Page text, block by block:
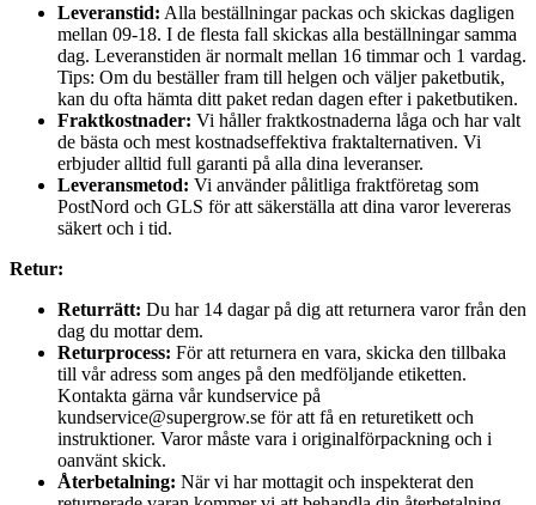
Leveranstid: Alla beställningar packas och skickas dagligen
mellan 09-18. I de flesta fall skickas alla beställningar samma
dag. Leveranstiden är normalt mellan 16 timmar och 1 vardag.
Tips: Om du beställer fram till helgen och väljer paketbutik,
kan du ofta hämta ditt paket redan dagen efter i paketbutiken.
Fraktkostnader: Vi håller fraktkostnaderna låga och har valt
de bästa och mest kostnadseffektiva fraktalternativen. Vi
erbjuder alltid full garanti på alla dina leveranser.
Leveransmetod: Vi använder pålitliga fraktföretag som
PostNord och GLS för att säkerställa att dina varor levereras
säkert och i tid.
Retur:
Returrätt: Du har 14 dagar på dig att returnera varor från den
dag du mottar dem.
Returprocess: För att returnera en vara, skicka den tillbaka
till vår adress som anges på den medföljande etiketten.
Kontakta gärna vår kundservice på
kundservice@supergrow.se för att få en returetikett och
instruktioner. Varor måste vara i originalförpackning och i
oanvänt skick.
Återbetalning: När vi har mottagit och inspekterat den